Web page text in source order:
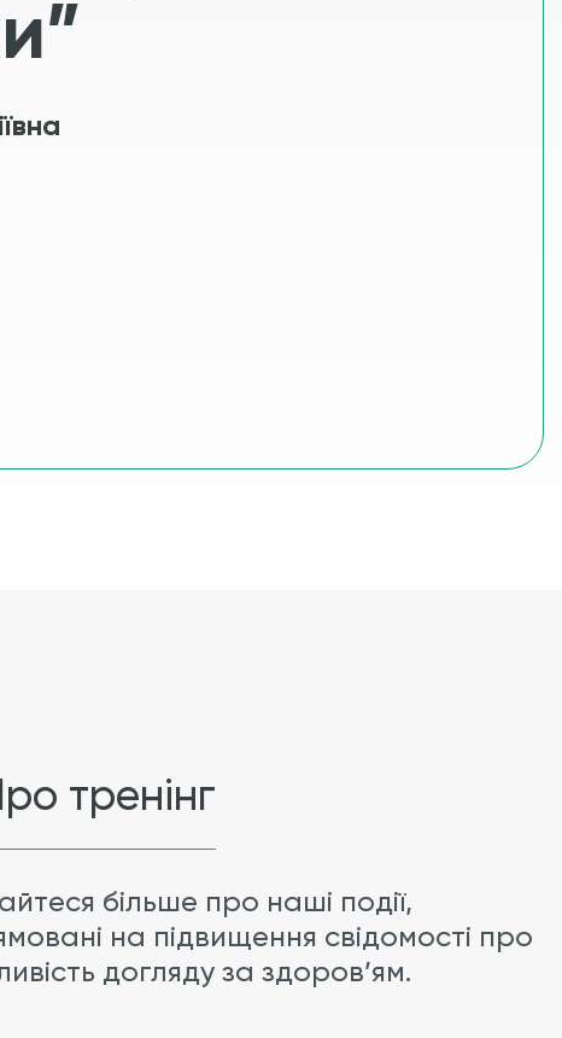
тренінг
більше про наші події,
на підвищення свідомості про
догляду за здоров’ям.